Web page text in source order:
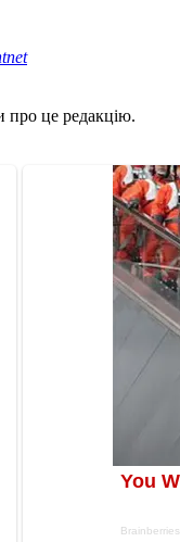
про це редакцію.